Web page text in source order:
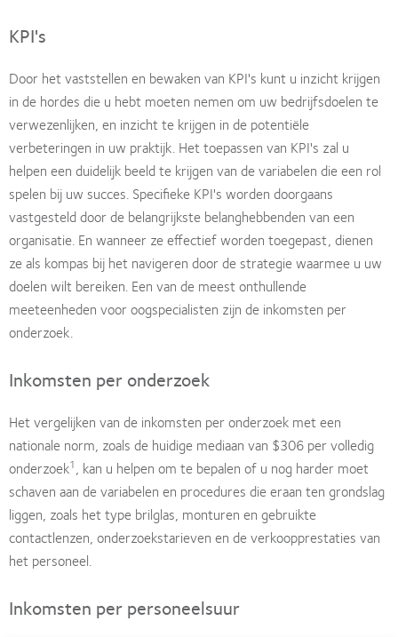
KPI's
Door het vaststellen en bewaken van KPI's kunt u inzicht krijgen
in de hordes die u hebt moeten nemen om uw bedrijfsdoelen te
verwezenlijken, en inzicht te krijgen in de potentiële
verbeteringen in uw praktijk. Het toepassen van KPI's zal u
helpen een duidelijk beeld te krijgen van de variabelen die een rol
spelen bij uw succes. Specifieke KPI's worden doorgaans
vastgesteld door de belangrijkste belanghebbenden van een
organisatie. En wanneer ze effectief worden toegepast, dienen
ze als kompas bij het navigeren door de strategie waarmee u uw
doelen wilt bereiken. Een van de meest onthullende
meeteenheden voor oogspecialisten zijn de inkomsten per
onderzoek.
Inkomsten per onderzoek
Het vergelijken van de inkomsten per onderzoek met een
nationale norm, zoals de huidige mediaan van $306 per volledig
onderzoek1, kan u helpen om te bepalen of u nog harder moet
schaven aan de variabelen en procedures die eraan ten grondslag
liggen, zoals het type brilglas, monturen en gebruikte
contactlenzen, onderzoekstarieven en de verkoopprestaties van
het personeel.
Inkomsten per personeelsuur